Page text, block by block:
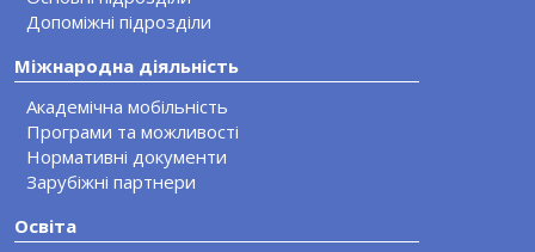
Допоміжні підрозділи
Міжнародна діяльність
Академічна мобільність
Програми та можливості
Нормативні документи
Зарубіжні партнери
Освіта